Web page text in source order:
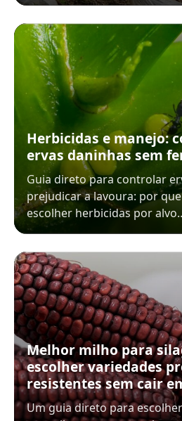
Herbicidas e manejo:
ervas daninhas sem
Guia direto para controlar
prejudicar a lavoura: por
escolher herbicidas por
Melhor milho para
escolher variedades
resistentes sem cair
Um guia direto para